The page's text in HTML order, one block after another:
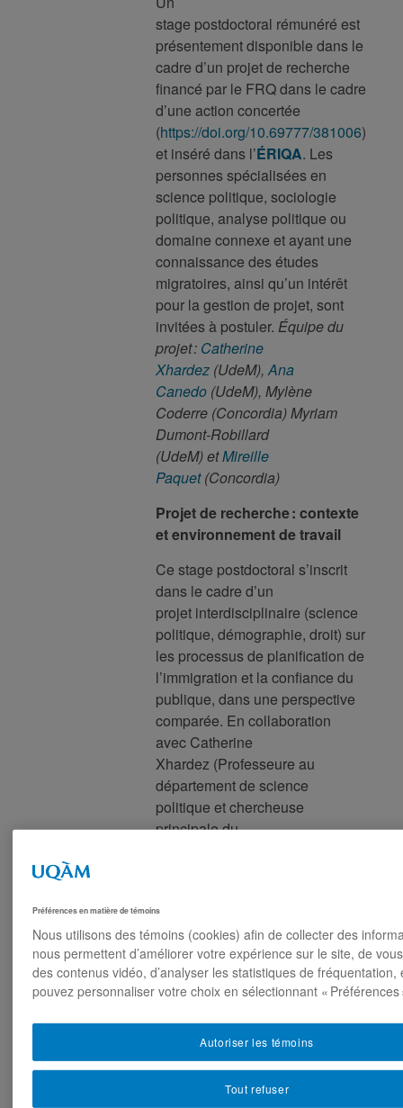
stage postdoctoral rémunéré est
présentement disponible dans le
cadre d’un projet de recherche
financé par le FRQ dans le cadre
d’une action concertée
(https://doi.org/10.69777/381006)
et inséré dans l’ÉRIQA. Les
personnes spécialisées en
science politique, sociologie
politique, analyse politique ou
domaine connexe et ayant une
connaissance des études
migratoires, ainsi qu’un intérêt
pour la gestion de projet, sont
invitées à postuler. Équipe du
projet : Catherine
Xhardez(UdeM),Ana
Canedo(UdeM), Mylène
Coderre (Concordia) Myriam
Dumont-Robillard
(UdeM) etMireille
Paquet(Concordia)
Projet de recherche : contexte
et environnement de travail
Ce stage postdoctoral s’inscrit
dans le cadre d’un
projet interdisciplinaire (science
politique, démographie, droit) sur
les processus de planification de
l’immigration et la confiance du
publique, dans une perspective
comparée. En collaboration
avec Catherine
Xhardez (Professeure au
département de science
politique et chercheuse
principale du
d’un projet de
recherche poursuivant deux
objectifs empiriques : (1)
Comparer les processus de
planification et de
programmation de l’immigration
économique et humanitaire au
Québec et dans des pays de
l’OCDE, par l’intermédiaire d’une
Préférences en matière de témoins
Nous utilisons des témoins (cookies) afin de collecter des
nous permettent d’améliorer votre expérience sur le site, de
des contenus vidéo, d’analyser les statistiques de fréquentation,
pouvez personnaliser votre choix en sélectionnant « Préférences
Tout refuser
Autoriser les témoins